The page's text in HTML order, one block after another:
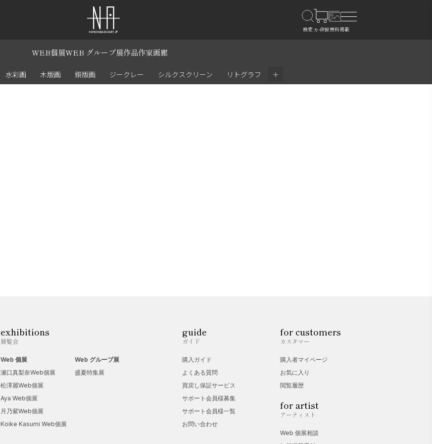
WEB個展WEB グループ展作品作家画廊
水彩画 木版画 銅版画 ジークレー シルクスクリーン リトグラフ ＋
exhibitions
展覧会
Web 個展
瀬口真梨奈Web個展
松澤麗Web個展
Aya Web個展
月乃紫Web個展
Koike Kasumi Web個展
Web グループ展
盛夏特集展
guide
ガイド
購入ガイド
よくある質問
買戻し保証サービス
サポート会員様募集
サポート会員様一覧
お問い合わせ
for customers
カスタマー
購入者マイページ
お気に入り
閲覧履歴
for artist
アーティスト
Web 個展相談